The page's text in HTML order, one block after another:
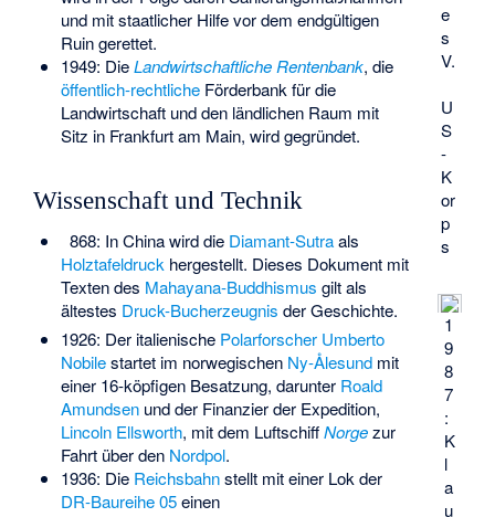
e
s
V.
U
S
-
K
or
p
s
1
9
8
7
:
K
l
a
u
und mit staatlicher Hilfe vor dem endgültigen
Ruin gerettet.
1949: DieLandwirtschaftliche Rentenbank, die
öffentlich-rechtlicheFörderbank für die
Landwirtschaft und den ländlichen Raum mit
Sitz in Frankfurt am Main, wird gegründet.
Wissenschaft und Technik
868: In China wird die Diamant-Sutraals
Holztafeldruck hergestellt. Dieses Dokument mit
Texten des Mahayana-Buddhismus gilt als
ältestes Druck-Bucherzeugnis der Geschichte.
1926: Der italienische Polarforscher Umberto
Nobilestartet im norwegischen Ny-Ålesundmit
einer 16-köpfigen Besatzung, darunter Roald
Amundsenund der Finanzier der Expedition,
Lincoln Ellsworth, mit dem LuftschiffNorgezur
Fahrt über den Nordpol.
1936: Die Reichsbahnstellt mit einer Lok der
DR-Baureihe 05einen